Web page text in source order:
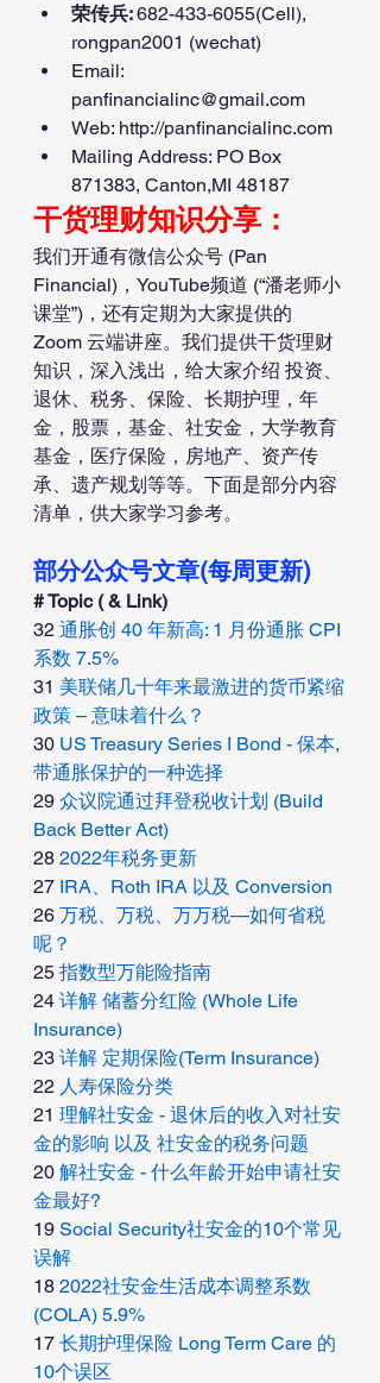
荣传兵: 682-433-6055(Cell),
rongpan2001 (wechat)
Email:
panfinancialinc@gmail.com
Web: http://panfinancialinc.com
Mailing Address: PO Box
871383, Canton,MI 48187
干货理财知识分享：
我们开通有微信公众号 (Pan
Financial)，YouTube频道 (“潘老师小
课堂”)，还有定期为大家提供的
Zoom 云端讲座。我们提供干货理财
知识，深入浅出，给大家介绍 投资、
退休、税务、保险、长期护理，年
金，股票，基金、社安金，大学教育
基金，医疗保险，房地产、资产传
承、遗产规划等等。下面是部分内容
清单，供大家学习参考。
部分公众号文章(每周更新)
# Topic ( & Link)
32 通胀创 40 年新高: 1 月份通胀 CPI
系数 7.5%
31 美联储几十年来最激进的货币紧缩
政策 – 意味着什么？
30 US Treasury Series I Bond - 保本,
带通胀保护的一种选择
29 众议院通过拜登税收计划 (Build
Back Better Act)
28 2022年税务更新
27 IRA、Roth IRA 以及 Conversion
26 万税、万税、万万税—如何省税
呢？
25 指数型万能险指南
24 详解 储蓄分红险 (Whole Life
Insurance)
23 详解 定期保险(Term Insurance)
22 人寿保险分类
21 理解社安金 - 退休后的收入对社安
金的影响 以及 社安金的税务问题
20 解社安金 - 什么年龄开始申请社安
金最好?
19 Social Security社安金的10个常见
误解
18 2022社安金生活成本调整系数
(COLA) 5.9%
17 长期护理保险 Long Term Care 的
10个误区